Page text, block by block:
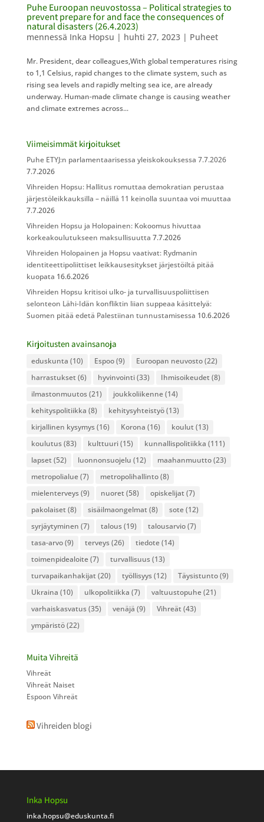
Puhe Euroopan neuvostossa – Political strategies to
prevent prepare for and face the consequences of
natural disasters (26.4.2023)
mennessä Inka Hopsu | huhti 27, 2023| Puheet
Mr. President, dear colleagues,With global temperatures rising
to 1,1 Celsius, rapid changes to the climate system, such as
rising sea levels and rapidly melting sea ice, are already
underway. Human-made climate change is causing weather
and climate extremes across...
Viimeisimmät kirjoitukset
Puhe ETYJ:n parlamentaarisessa yleiskokouksessa 7.7.2026
7.7.2026
Vihreiden Hopsu: Hallitus romuttaa demokratian perustaa
järjestöleikkauksilla – näillä 11 keinolla suuntaa voi muuttaa
7.7.2026
Vihreiden Hopsu ja Holopainen: Kokoomus hivuttaa
korkeakoulutukseen maksullisuutta 7.7.2026
Vihreiden Holopainen ja Hopsu vaativat: Rydmanin
identiteettipoliittiset leikkausesitykset järjestöiltä pitää
kuopata 16.6.2026
Vihreiden Hopsu kritisoi ulko- ja turvallisuuspoliittisen
selonteon Lähi-Idän konfliktin liian suppeaa käsittelyä:
Suomen pitää edetä Palestiinan tunnustamisessa 10.6.2026
Kirjoitusten avainsanoja
eduskunta (10) Espoo(9) Euroopan neuvosto(22)
harrastukset (6) hyvinvointi(33) Ihmisoikeudet (8)
ilmastonmuutos(21) joukkoliikenne(14)
kehityspolitiikka (8) kehitysyhteistyö(13)
kirjallinen kysymys(16) Korona (16) koulut (13)
koulutus(83) kulttuuri(15) kunnallispolitiikka (111)
lapset (52) luonnonsuojelu (12) maahanmuutto(23)
metropolialue(7) metropolihallinto(8)
mielenterveys(9) nuoret (58) opiskelijat (7)
pakolaiset (8) sisäilmaongelmat (8) sote(12)
syrjäytyminen (7) talous(19) talousarvio(7)
tasa-arvo(9) terveys(26) tiedote(14)
toimenpidealoite(7) turvallisuus(13)
turvapaikanhakijat (20) työllisyys(12) Täysistunto(9)
Ukraina (10) ulkopolitiikka (7) valtuustopuhe(21)
varhaiskasvatus(35) venäjä (9) Vihreät (43)
ympäristö(22)
Muita Vihreitä
Vihreät
Vihreät Naiset
Espoon Vihreät
Vihreiden blogi
Inka Hopsu
inka.hopsu@eduskunta.fi